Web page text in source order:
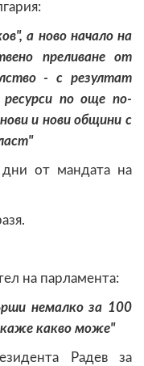
а ново начало на
преливане от
- с резултат
ресурси по още по-
и нови общини с
дни от мандата на
на парламента:
немалко за 100
какво може"
Радев за